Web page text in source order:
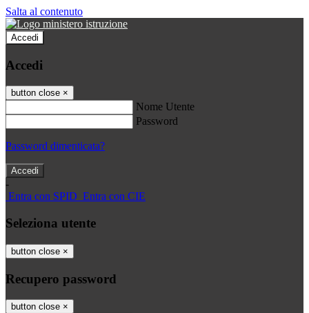
Salta al contenuto
Accedi
Accedi
button close ×
Nome Utente
Password
Password dimenticata?
-
Entra con SPID Entra con CIE
Seleziona utente
button close ×
Recupero password
button close ×